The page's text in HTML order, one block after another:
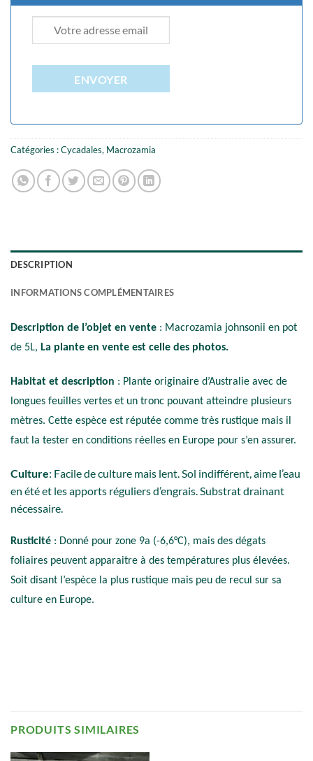
ENVOYER
Catégories :Cycadales, Macrozamia
DESCRIPTION
INFORMATIONS COMPLÉMENTAIRES
Description de l’objet en vente : Macrozamia johnsonii en pot
de 5L, La plante en vente est celle des photos.
Habitat et description : Plante originaire d’Australie avec de
longues feuilles vertes et un tronc pouvant atteindre plusieurs
mètres. Cette espèce est réputée comme très rustique mais il
faut la tester en conditions réelles en Europe pour s’en assurer.
Culture: Facile de culture mais lent. Sol indifférent, aime l’eau
en été et les apports réguliers d’engrais. Substrat drainant
nécessaire.
Rusticité : Donné pour zone 9a (-6,6°C), mais des dégats
foliaires peuvent apparaitre à des températures plus élevées.
Soit disant l’espèce la plus rustique mais peu de recul sur sa
culture en Europe.
PRODUITS SIMILAIRES